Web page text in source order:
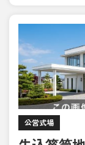
公営式場